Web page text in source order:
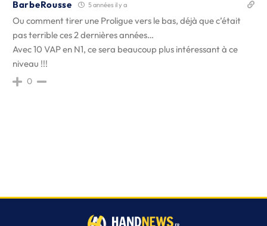
BarbeRousse 5 années il y a
Ou comment tirer une Proligue vers le bas, déjà que c’était
pas terrible ces 2 dernières années…
Avec 10 VAP en N1, ce sera beaucoup plus intéressant à ce
niveau !!!
0